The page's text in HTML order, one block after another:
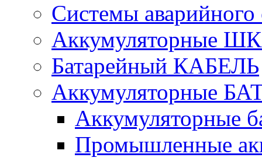
Системы
Аккумуляторные
Батарейный КАБЕЛЬ
Аккумуляторные
Аккумуляторные
Промышленные